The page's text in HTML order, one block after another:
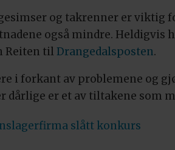
og takrenner er viktig
også mindre.
Reiten tilDrangedalsposten.
i forkant av problemene og
dårlige er et av tiltakene som
slått konkurs